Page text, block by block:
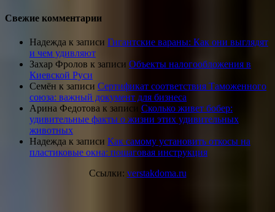
Свежие комментарии
Надежда к записи Гигантские вараны: Как они выглядят
и чем удивляют
Захар Фролов к записи Объекты налогообложения в
Киевской Руси
Семён к записи Сертификат соответствия Таможенного
союза: важный документ для бизнеса
Арина Федотова к записи Сколько живет бобер:
удивительные факты о жизни этих удивительных
животных
Надежда к записи Как самому установить откосы на
пластиковые окна: пошаговая инструкция
Ссылки: verstakdoma.ru